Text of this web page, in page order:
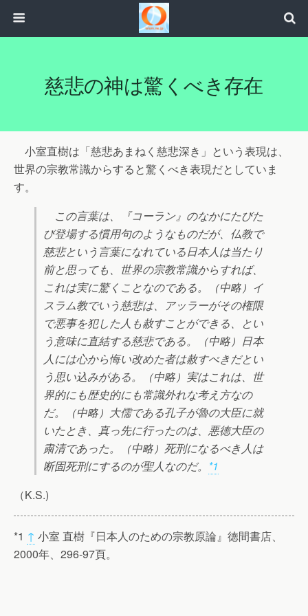
慈悲の神は驚くべき存在
小室直樹は「慈悲あまねく慈悲深き」という表現は、
世界の宗教常識からすると驚くべき表現だとしていま
す。
この言葉は、『コーラン』のなかにたびた
び登場する慣用句のようなものだが、仏教で
慈悲という言葉になれている日本人は当たり
前と思っても、世界の宗教常識からすれば、
これは実に驚くことなのである。（中略）イ
スラム教でいう慈悲は、アッラーがその権限
で悪事を犯した人も赦すことができる、とい
う意味に直結する慈悲である。（中略）日本
人には心から悔い改めた者は赦すべきだとい
う思い込みがある。（中略）実はこれは、世
界的にも歴史的にも常識外れな考え方なの
だ。（中略）大儒である孔子が魯の大臣に就
いたとき、真っ先に行ったのは、悪徳大臣の
粛清であった。（中略）死刑になるべき人は
断固死刑にするのが聖人なのだ。 *1
（K.S.)
*1 ↑ 小室 直樹『日本人のための宗教原論』徳間書店、
2000年、296-97頁。